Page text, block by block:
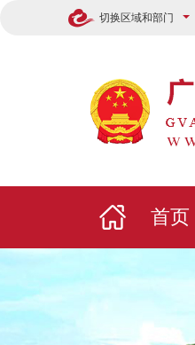
切换区域和部门
首页